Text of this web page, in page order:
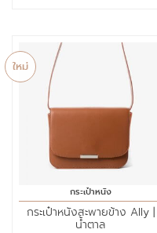
ใหม่
กระเป๋าหนัง
กระเป๋าหนังสะพายข้าง Ally |
น้ำตาล